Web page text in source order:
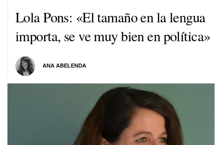
Lola Pons: «El tamaño en la lengua
importa, se ve muy bien en política»
ANA ABELENDA